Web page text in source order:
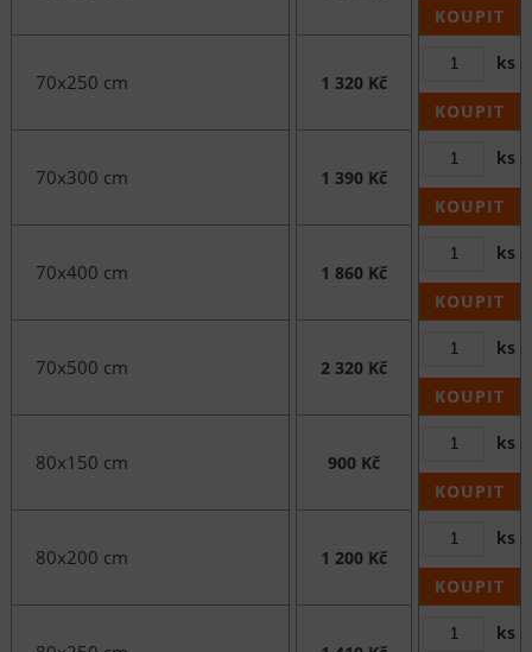
KOUPIT
70x250 cm 1 320 Kč
ks
KOUPIT
70x300 cm 1 390 Kč
ks
KOUPIT
70x400 cm 1 860 Kč
ks
KOUPIT
70x500 cm 2 320 Kč
ks
KOUPIT
80x150 cm 900 Kč
ks
KOUPIT
80x200 cm 1 200 Kč
ks
KOUPIT
ks